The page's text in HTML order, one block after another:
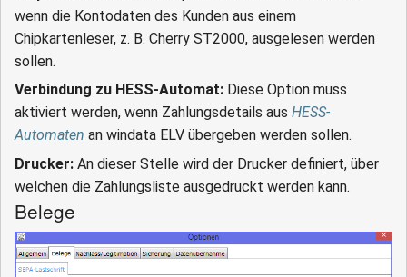
wenn die Kontodaten des Kunden aus einem
Chipkartenleser, z. B. Cherry ST2000, ausgelesen werden
sollen.
Verbindung zu HESS-Automat: Diese Option muss
aktiviert werden, wenn Zahlungsdetails aus HESS-
Automaten an windata ELV übergeben werden sollen.
Drucker: An dieser Stelle wird der Drucker definiert, über
welchen die Zahlungsliste ausgedruckt werden kann.
Belege